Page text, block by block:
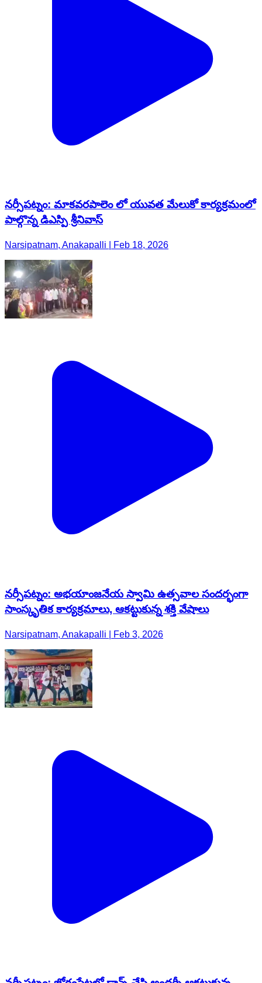
నర్సీపట్నం: మాకవరపాలెం లో యువత మేలుకో కార్యక్రమంలో
పాల్గొన్న డిఎస్పి శ్రీనివాస్
Narsipatnam, Anakapalli | Feb 18, 2026
నర్సీపట్నం: అభయాంజనేయ స్వామి ఉత్సవాల సందర్భంగా
సాంస్కృతిక కార్యక్రమాలు, ఆకట్టుకున్న శక్తి వేషాలు
Narsipatnam, Anakapalli | Feb 3, 2026